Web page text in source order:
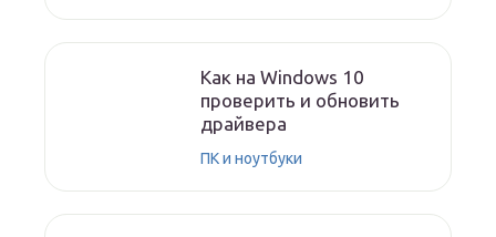
Как на Windows 10
проверить и обновить
драйвера
ПК и ноутбуки